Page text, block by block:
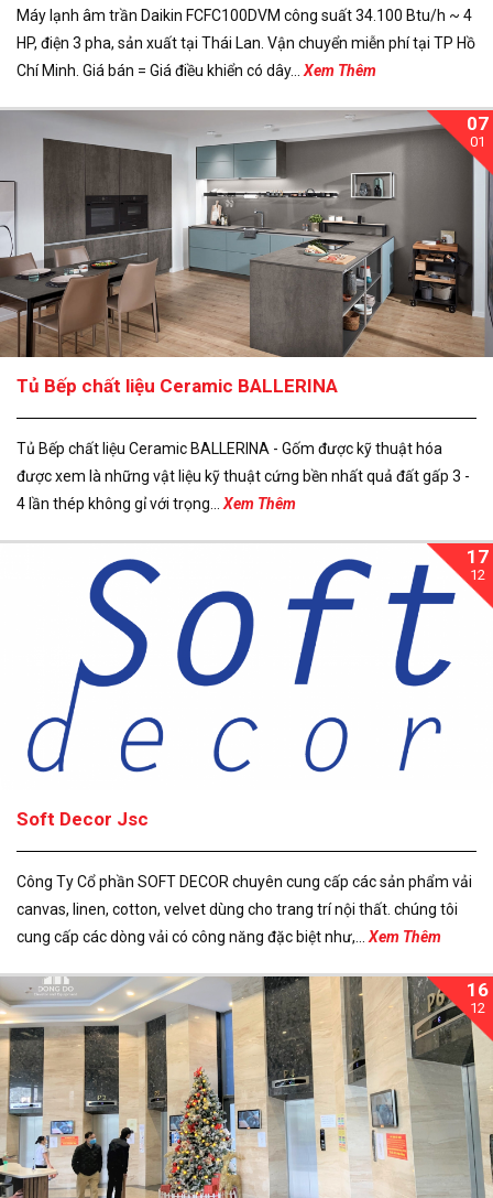
Máy lạnh âm trần Daikin FCFC100DVM công suất 34.100 Btu/h ~ 4
HP, điện 3 pha, sản xuất tại Thái Lan. Vận chuyển miễn phí tại TP Hồ
Chí Minh. Giá bán = Giá điều khiển có dây... Xem Thêm
07
01
Tủ Bếp chất liệu Ceramic BALLERINA
Tủ Bếp chất liệu Ceramic BALLERINA - Gốm được kỹ thuật hóa
được xem là những vật liệu kỹ thuật cứng bền nhất quả đất gấp 3 -
4 lần thép không gỉ với trọng... Xem Thêm
17
12
Soft Decor Jsc
Công Ty Cổ phần SOFT DECOR chuyên cung cấp các sản phẩm vải
canvas, linen, cotton, velvet dùng cho trang trí nội thất. chúng tôi
cung cấp các dòng vải có công năng đặc biệt như,... Xem Thêm
16
12